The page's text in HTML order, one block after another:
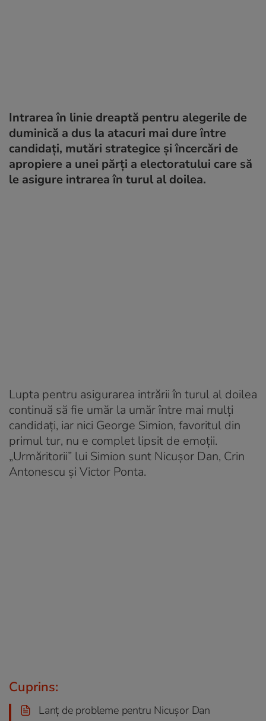
Intrarea în linie dreaptă pentru alegerile de
duminică a dus la atacuri mai dure între
candidați, mutări strategice și încercări de
apropiere a unei părți a electoratului care să
le asigure intrarea în turul al doilea.
Lupta pentru asigurarea intrării în turul al doilea
continuă să fie umăr la umăr între mai mulți
candidați, iar nici George Simion, favoritul din
primul tur, nu e complet lipsit de emoții.
„Urmăritorii” lui Simion sunt Nicușor Dan, Crin
Antonescu și Victor Ponta.
Cuprins:
Lanț de probleme pentru Nicușor Dan